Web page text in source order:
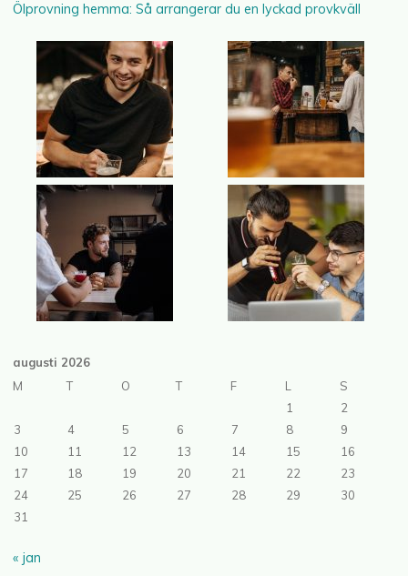
Ölprovning hemma: Så arrangerar du en lyckad provkväll
augusti 2026
M
T O T F L
S
1
2
3
4 5 6 7 8
9
10
11 12 13 14 15
16
17
18 19 20 21 22
23
24
25 26 27 28 29
30
31
« jan